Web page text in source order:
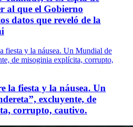
al que el Gobierno
datos que reveló de la
la fiesta y la náusea. Un
excluyente, de
corrupto, cautivo.